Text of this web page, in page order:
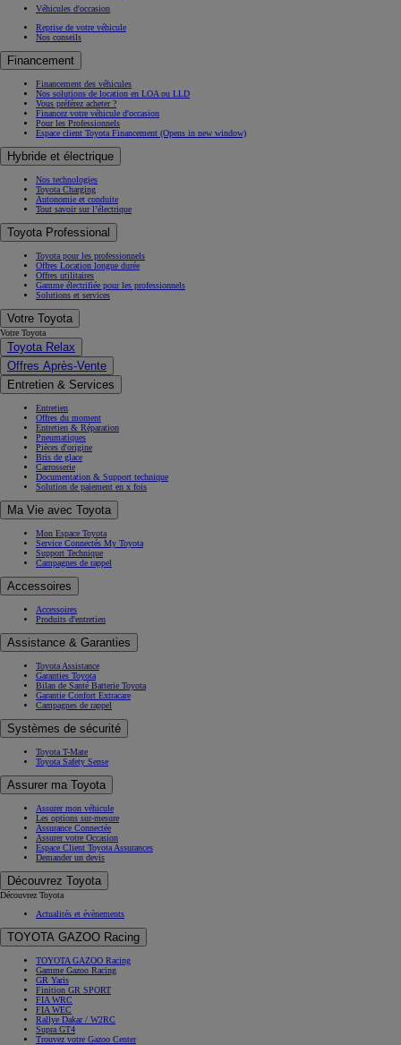
Véhicules d'occasion
Reprise de votre véhicule
Nos conseils
Financement
Financement des véhicules
Nos solutions de location en LOA ou LLD
Vous préférez acheter ?
Financez votre véhicule d'occasion
Pour les Professionnels
Espace client Toyota Financement (Opens in new window)
Hybride et électrique
Nos technologies
Toyota Charging
Autonomie et conduite
Tout savoir sur l’électrique
Toyota Professional
Toyota pour les professionnels
Offres Location longue durée
Offres utilitaires
Gamme électrifiée pour les professionnels
Solutions et services
Votre Toyota
Votre Toyota
Toyota Relax
Offres Après-Vente
Entretien & Services
Entretien
Offres du moment
Entretien & Réparation
Pneumatiques
Pièces d'origine
Bris de glace
Carrosserie
Documentation & Support technique
Solution de paiement en x fois
Ma Vie avec Toyota
Mon Espace Toyota
Service Connectés My Toyota
Support Technique
Campagnes de rappel
Accessoires
Accessoires
Produits d'entretien
Assistance & Garanties
Toyota Assistance
Garanties Toyota
Bilan de Santé Batterie Toyota
Garantie Confort Extracare
Campagnes de rappel
Systèmes de sécurité
Toyota T-Mate
Toyota Safety Sense
Assurer ma Toyota
Assurer mon véhicule
Les options sur-mesure
Assurance Connectée
Assurer votre Occasion
Espace Client Toyota Assurances
Demander un devis
Découvrez Toyota
Découvrez Toyota
Actualités et évènements
TOYOTA GAZOO Racing
TOYOTA GAZOO Racing
Gamme Gazoo Racing
GR Yaris
Finition GR SPORT
FIA WRC
FIA WEC
Rallye Dakar / W2RC
Supra GT4
Trouvez votre Gazoo Center